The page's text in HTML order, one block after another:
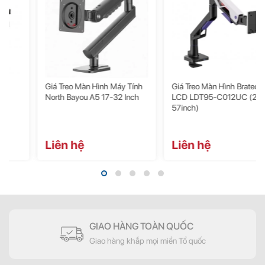
thể yên tâm sử dụng mà không lo ngại về hậu quả tiêu cực cho sức
khỏe và môi trường xung quanh.
Giá Treo Màn Hình Máy Tính
North Bayou A5 17-32 Inch
Liên hệ
Giá Treo Màn Hình Brateck
LCD LDT95-C012UC (24-
Liên hệ
GIAO HÀNG TOÀN QUỐC
Giao hàng khắp mọi miền Tổ quốc